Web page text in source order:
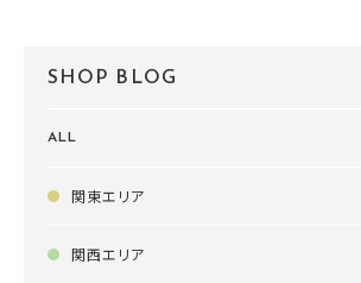
SHOP BLOG
ALL
関東エリア
関西エリア